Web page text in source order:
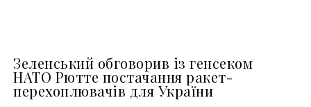
Зеленський обговорив із генсеком
НАТО Рютте постачання ракет-
перехоплювачів для України